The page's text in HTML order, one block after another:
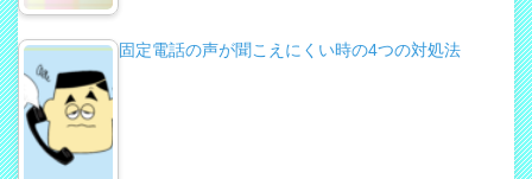
固定電話の声が聞こえにくい時の4つの対処法